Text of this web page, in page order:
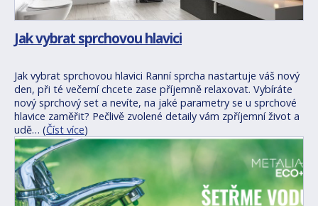
Jak vybrat sprchovou hlavici
Jak vybrat sprchovou hlavici Ranní sprcha nastartuje váš nový
den, při té večerní chcete zase příjemně relaxovat. Vybíráte
nový sprchový set a nevíte, na jaké parametry se u sprchové
hlavice zaměřit? Pečlivě zvolené detaily vám zpříjemní život a
udě… (Číst více)